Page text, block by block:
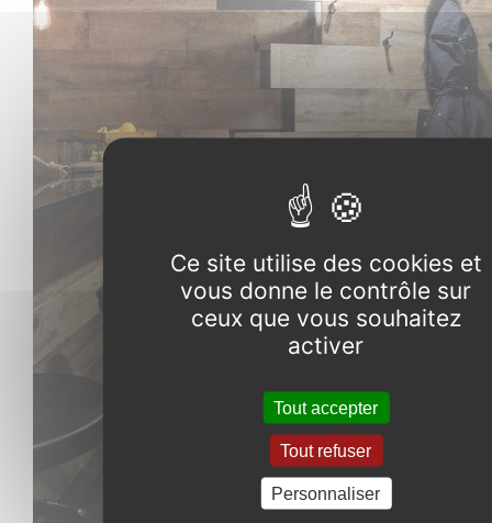
Ce site utilise des cookies et
vous donne le contrôle sur
ceux que vous souhaitez
activer
Tout accepter
Tout refuser
Personnaliser